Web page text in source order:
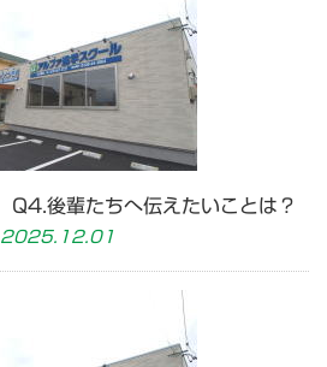
Q4.後輩たちへ伝えたいことは？
2025.12.01